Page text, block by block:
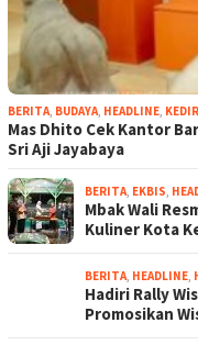
BERITA BUDAYA HEADLINE
Mas Dhito Cek Kantor
Sri Aji Jayabaya
BERITA EKBIS
Mbak Wali
Kuliner Kota
BERITA HEADLINE
Hadiri Rally
Promosikan